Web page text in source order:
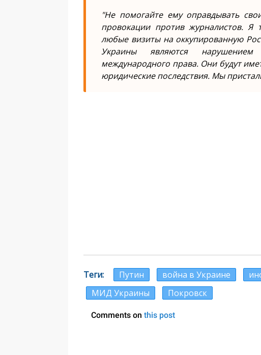
"Не помогайте ему оправдывать
провокации против журналистов.
любые визиты на оккупированную
Украины являются
международного права. Они будут
юридические последствия. Мы
Теги Путин война в Украине
МИД Украины
Покровск